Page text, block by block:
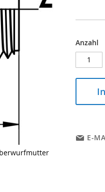
Anzahl
E-